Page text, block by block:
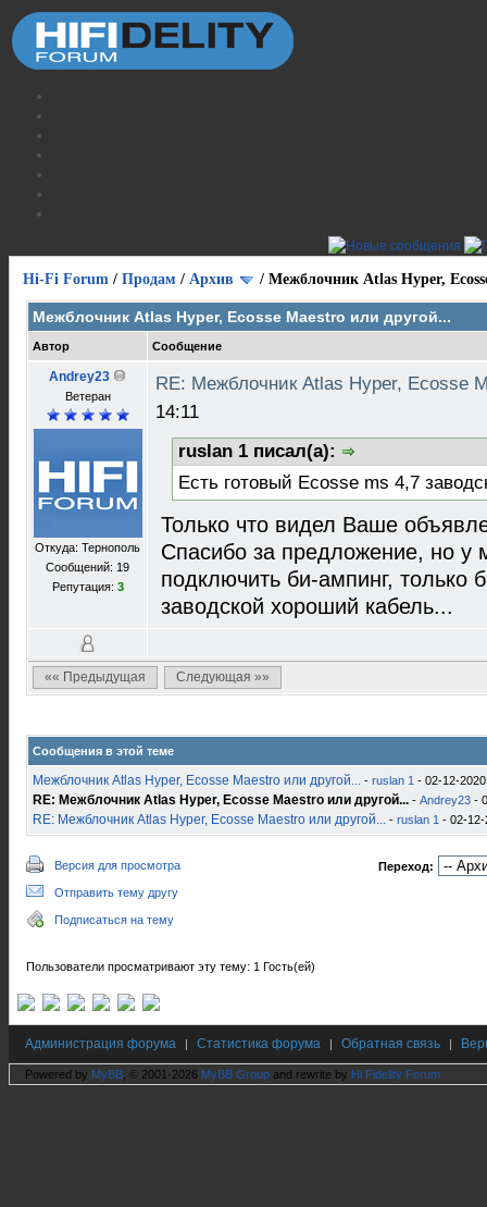
Hi-Fi Forum / Продам / Архив / Межблочник Atlas Hyper,
Межблочник Atlas Hyper, Ecosse Maestro или другой...
Автор Сообщение
Andrey23
Ветеран
Откуда: Тернополь
Сообщений: 19
Репутация: 3
RE: Межблочник Atlas Hyper, Ecosse
14:11
ruslan 1 писал(а):
Есть готовый Ecosse ms 4,7
Только что видел Ваше
Спасибо за предложение, но у
подключить би-ампинг, только
заводской хороший кабель...
«« Предыдущая Следующая »»
Сообщения в этой теме
Межблочник Atlas Hyper, Ecosse Maestro или другой... - ruslan 1 - 02-12-
RE: Межблочник Atlas Hyper, Ecosse Maestro или другой... - Andrey23 -
RE: Межблочник Atlas Hyper, Ecosse Maestro или другой... - ruslan 1 - 02-12-
Версия для просмотра
Отправить тему другу
Подписаться на тему
Переход:
Пользователи просматривают эту тему: 1 Гость(ей)
Администрация форума | Статистика форума | Обратная связь |
Powered by MyBB , © 2001-2026 MyBB Group and rewrite by Hi Fidelity Forum